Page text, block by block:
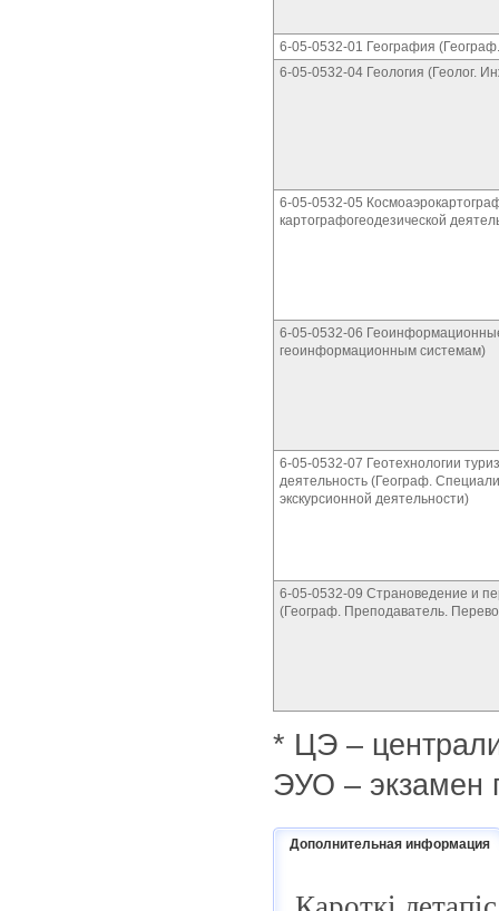
6-05-0532-01 География
6-05-0532-04 Геология (Геолог.
6-05-0532-05
картографогеодезической
6-05-0532-06
геоинформационным системам)
6-05-0532-07 Геотехнологии
деятельность (Географ.
экскурсионной деятельности)
6-05-0532-09 Страноведение и
(Географ. Преподаватель.
* ЦЭ –
ЭУО – экзамен
Дополнительная информация